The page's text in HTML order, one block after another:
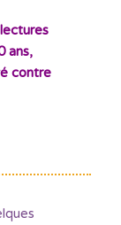
ans,
contre